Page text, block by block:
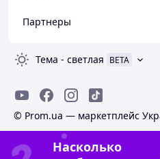
Партнеры
Тема - светлая BETA
© Prom.ua — маркетплейс
Насколько